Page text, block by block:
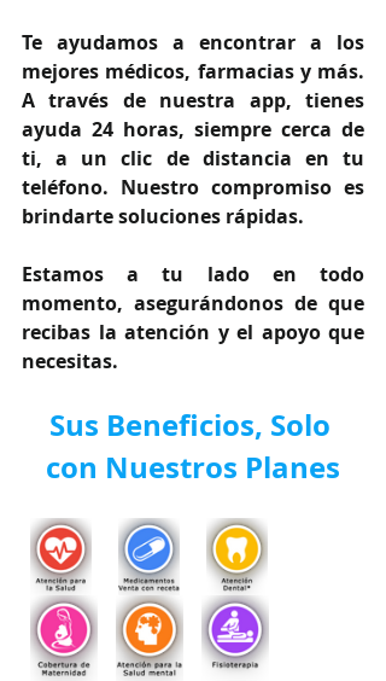
Te ayudamos a encontrar a los
mejores médicos, farmacias y más.
A través de nuestra app, tienes
ayuda 24 horas, siempre cerca de
ti, a un clic de distancia en tu
teléfono. Nuestro compromiso es
brindarte soluciones rápidas.
Estamos a tu lado en todo
momento, asegurándonos de que
recibas la atención y el apoyo que
necesitas.
Sus Beneficios, Solo
con Nuestros Planes